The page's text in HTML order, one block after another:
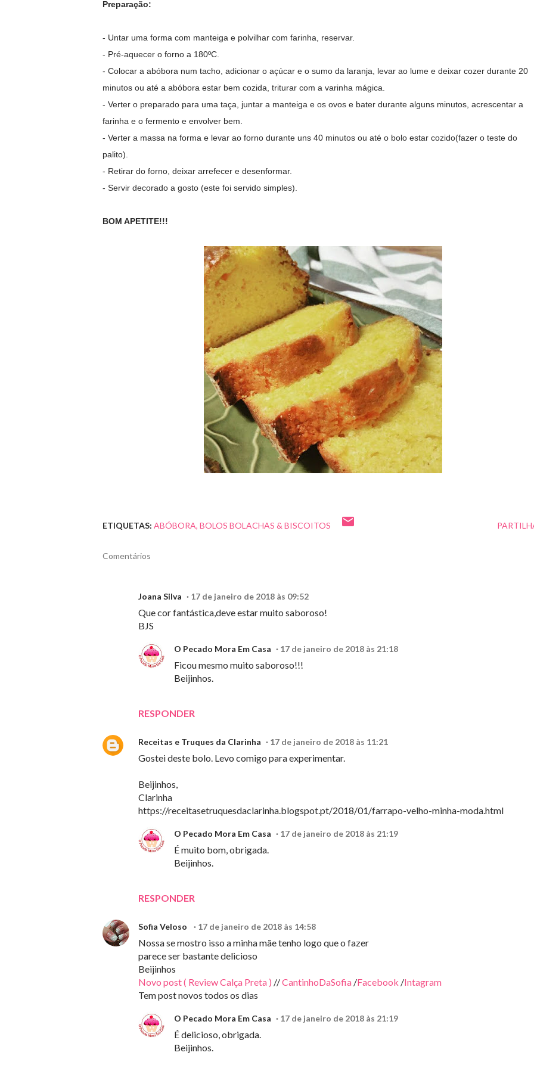
Preparação:
- Untar uma forma com manteiga e polvilhar com farinha, reservar.
- Pré-aquecer o forno a 180ºC.
- Colocar a abóbora num tacho, adicionar o açúcar e o sumo da laranja, levar ao lume e deixar cozer durante 20
minutos ou até a abóbora estar bem cozida, triturar com a varinha mágica.
- Verter o preparado para uma taça, juntar a manteiga e os ovos e bater durante alguns minutos, acrescentar a
farinha e o fermento e envolver bem.
- Verter a massa na forma e levar ao forno durante uns 40 minutos ou até o bolo estar cozido(fazer o teste do
palito).
- Retirar do forno, deixar arrefecer e desenformar.
- Servir decorado a gosto (este foi servido simples).
BOM APETITE!!!
ETIQUETAS: ABÓBORA BOLOS BOLACHAS & BISCOITOS
Comentários
Joana Silva 17 de janeiro de 2018 às 09:52
Que cor fantástica,deve estar muito saboroso!
BJS
RESPONDER
O Pecado Mora Em Casa 17 de janeiro de 2018 às 21:18
Ficou mesmo muito saboroso!!!
Beijinhos.
Receitas e Truques da Clarinha 17 de janeiro de 2018 às 11:21
Gostei deste bolo. Levo comigo para experimentar.
Beijinhos,
Clarinha
https://receitasetruquesdaclarinha.blogspot.pt/2018/01/farrapo-velho-minha-moda.html
RESPONDER
O Pecado Mora Em Casa 17 de janeiro de 2018 às 21:19
É muito bom, obrigada.
Beijinhos.
Sofia Veloso 17 de janeiro de 2018 às 14:58
Nossa se mostro isso a minha mãe tenho logo que o fazer
parece ser bastante delicioso
Beijinhos
Novo post ( Review Calça Preta ) //CantinhoDaSofia /Facebook /Intagram
Tem post novos todos os dias
O Pecado Mora Em Casa 17 de janeiro de 2018 às 21:19
É delicioso, obrigada.
Beijinhos.